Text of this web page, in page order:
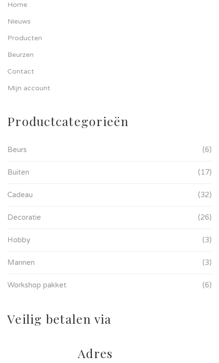
Home
Nieuws
Producten
Beurzen
Contact
Mijn account
Productcategorieën
Beurs (6)
Buiten (17)
Cadeau (32)
Decoratie (26)
Hobby (3)
Mannen (3)
Workshop pakket (6)
Veilig betalen via
Adres